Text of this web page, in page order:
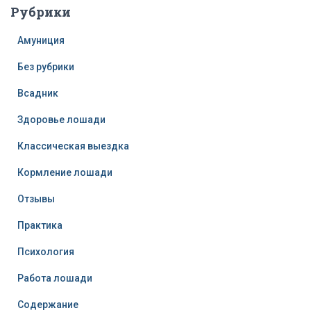
Рубрики
Амуниция
Без рубрики
Всадник
Здоровье лошади
Классическая выездка
Кормление лошади
Отзывы
Практика
Психология
Работа лошади
Содержание